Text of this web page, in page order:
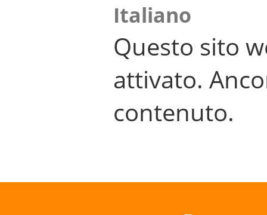
Italiano
Questo sito
attivato.
contenuto.